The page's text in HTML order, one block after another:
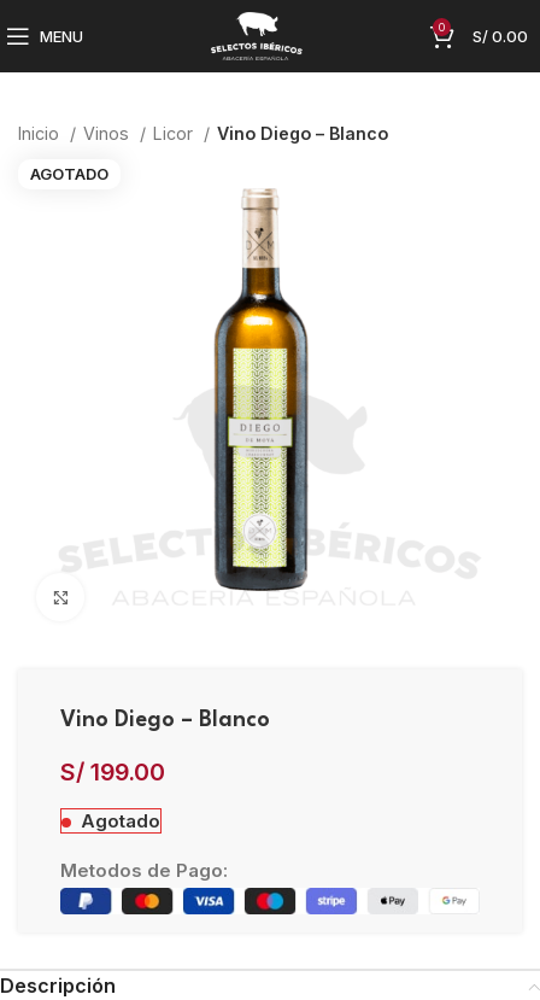
MENU 0 S/0.00
Inicio Vinos Licor Vino Diego – Blanco
AGOTADO
Vino Diego – Blanco
S/ 199.00
Agotado
Metodos de Pago:
Descripción